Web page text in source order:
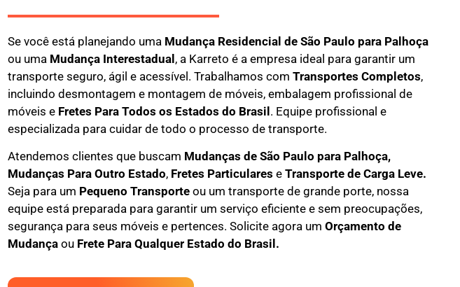
Se você está planejando uma Mudança Residencial de São Paulo para Palhoça
ou uma Mudança Interestadual, a Karreto é a empresa ideal para garantir um
transporte seguro, ágil e acessível. Trabalhamos com Transportes Completos,
incluindo desmontagem e montagem de móveis, embalagem profissional de
móveis e Fretes Para Todos os Estados do Brasil. Equipe profissional e
especializada para cuidar de todo o processo de transporte.
Atendemos clientes que buscam Mudanças de São Paulo para Palhoça,
Mudanças Para Outro Estado,Fretes Particulares e Transportede Carga Leve.
Seja para um Pequeno Transporteou um transporte de grande porte, nossa
equipe está preparada para garantir um serviço eficiente e sem preocupações,
segurança para seus móveis e pertences. Solicite agora um Orçamento de
Mudançaou Frete Para Qualquer Estado do Brasil.